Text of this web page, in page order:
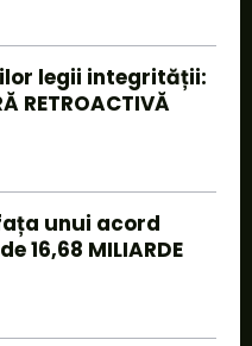
legii integrității:
RETROACTIVĂ
unui acord
16,68 MILIARDE